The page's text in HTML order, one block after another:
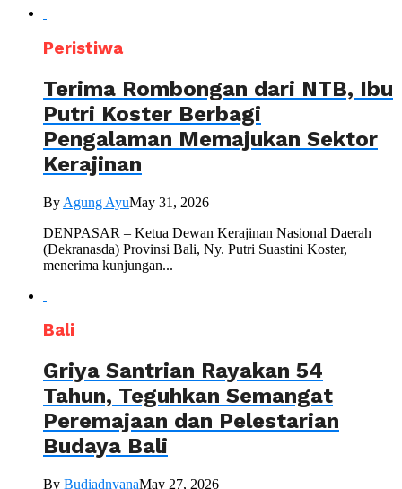
Peristiwa
Terima Rombongan dari NTB, Ibu
Putri Koster Berbagi
Pengalaman Memajukan Sektor
Kerajinan
By Agung AyuMay 31, 2026
DENPASAR – Ketua Dewan Kerajinan Nasional Daerah
(Dekranasda) Provinsi Bali, Ny. Putri Suastini Koster,
menerima kunjungan...
Bali
Griya Santrian Rayakan 54
Tahun, Teguhkan Semangat
Peremajaan dan Pelestarian
Budaya Bali
By BudiadnyanaMay 27, 2026